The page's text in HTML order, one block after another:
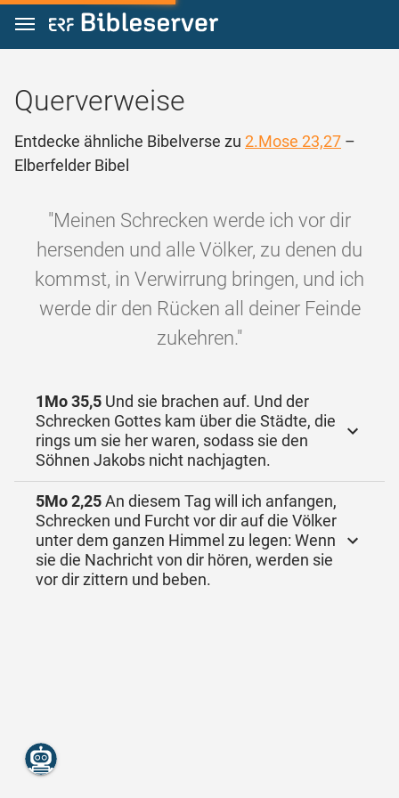
Zum Inhalt springen
Querverweise
Entdecke ähnliche Bibelverse zu 2.Mose 23,27 –
Elberfelder Bibel
"Meinen Schrecken werde ich vor dir
hersenden und alle Völker, zu denen du
kommst, in Verwirrung bringen, und ich
werde dir den Rücken all deiner Feinde
zukehren."
1Mo 35,5 Und sie brachen auf. Und der
Schrecken Gottes kam über die Städte, die
rings um sie her waren, sodass sie den
Söhnen Jakobs nicht nachjagten.
5Mo 2,25An diesem Tag will ich anfangen,
Schrecken und Furcht vor dir auf die Völker
unter dem ganzen Himmel zu legen: Wenn
sie die Nachricht von dir hören, werden sie
vor dir zittern und beben.